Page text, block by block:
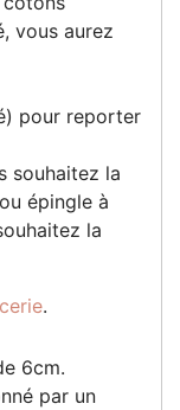
vous aurez
pour reporter
souhaitez la
épingle à
la
.
6cm.
par un